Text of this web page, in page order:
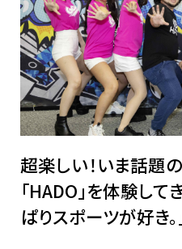
超楽しい！いま話題
「HADO」を体験し
ぱりスポーツが好き